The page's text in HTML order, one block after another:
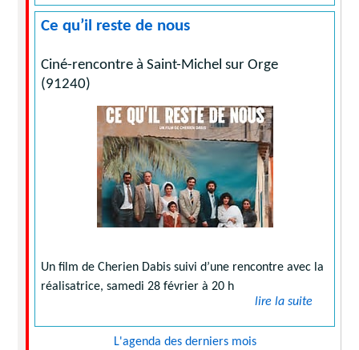
Ce qu’il reste de nous
Ciné-rencontre à Saint-Michel sur Orge
(91240)
Un film de Cherien Dabis suivi d’une rencontre avec la
réalisatrice, samedi 28 février à 20 h
lire la suite
L'agenda des derniers mois